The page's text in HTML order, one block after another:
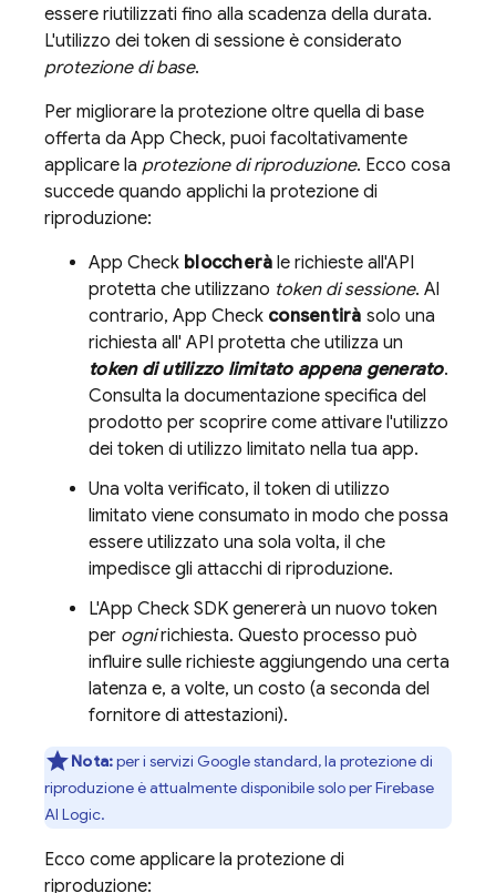
essere riutilizzati fino alla scadenza della durata.
L'utilizzo dei token di sessione è considerato
protezione di base.
Per migliorare la protezione oltre quella di base
offerta da App Check, puoi facoltativamente
applicare la protezione di riproduzione. Ecco cosa
succede quando applichi la protezione di
riproduzione:
App Check bloccherà le richieste all'API
protetta che utilizzano token di sessione. Al
contrario, App Check consentirà solo una
richiesta all' API protetta che utilizza un
token di utilizzo limitato appena generato.
Consulta la documentazione specifica del
prodotto per scoprire come attivare l'utilizzo
dei token di utilizzo limitato nella tua app.
Una volta verificato, il token di utilizzo
limitato viene consumato in modo che possa
essere utilizzato una sola volta, il che
impedisce gli attacchi di riproduzione.
L'App Check SDK genererà un nuovo token
per ognirichiesta. Questo processo può
influire sulle richieste aggiungendo una certa
latenza e, a volte, un costo (a seconda del
fornitore di attestazioni).
Nota:per i servizi Google standard, la protezione di
riproduzione è attualmente disponibile solo perFirebase
AI Logic.
Ecco come applicare la protezione di
riproduzione: